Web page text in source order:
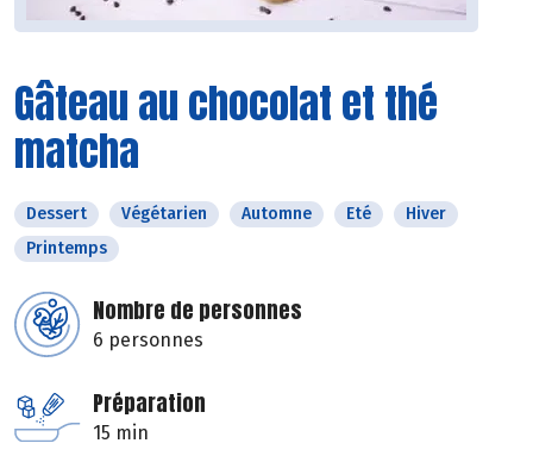
Gâteau au chocolat et thé
matcha
Dessert Végétarien Automne Eté
Hiver
Printemps
Nombre de personnes
6 personnes
Préparation
15 min